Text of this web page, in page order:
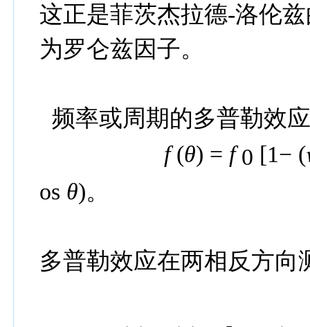
这正是菲茨杰拉德-洛伦兹
为罗仑兹因子。
频率或周期的多普勒效
f(θ) = f0 [1− (
os θ)。
多普勒效应在两相反方向